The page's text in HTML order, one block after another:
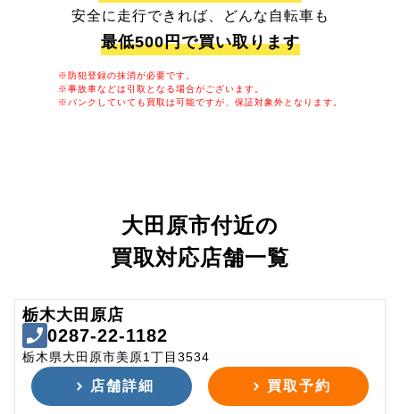
安全に走行できれば、どんな自転車も
最低500円で買い取ります
※防犯登録の抹消が必要です。
※事故車などは引取となる場合がございます。
※パンクしていても買取は可能ですが、保証対象外となります。
大田原市付近の
買取対応店舗一覧
栃木大田原店
0287-22-1182
栃木県大田原市美原1丁目3534
店舗詳細 買取予約